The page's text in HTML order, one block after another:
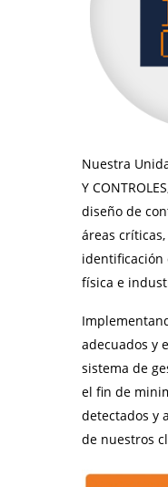
Nuestra
Y
diseño de
áreas
identificación
física e
adecuados y
sistema de
el fin de
detectados y
de nuestros